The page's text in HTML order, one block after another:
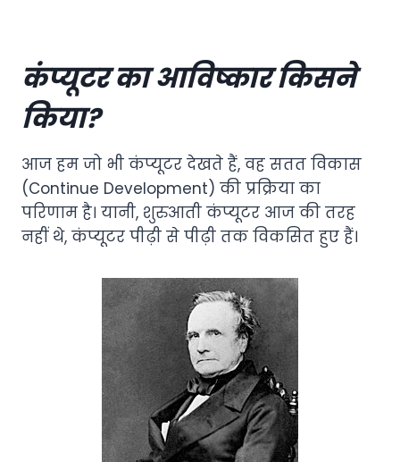
कंप्यूटर का आविष्कार किसने
किया?
आज हम जो भी कंप्यूटर देखते हैं, वह सतत विकास
(Continue Development) की प्रक्रिया का
परिणाम है। यानी, शुरुआती कंप्यूटर आज की तरह
नहीं थे, कंप्यूटर पीढ़ी से पीढ़ी तक विकसित हुए हैं।